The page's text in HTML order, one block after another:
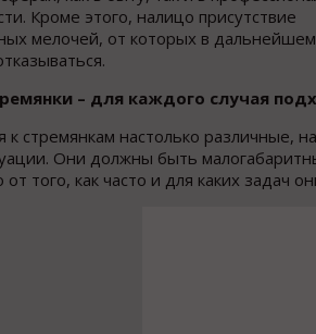
Кроме этого, налицо присутствие
мелочей, от которых в
– для каждого случая
к стремянкам настолько различные,
Они должны быть
от того, как часто и для каких задач